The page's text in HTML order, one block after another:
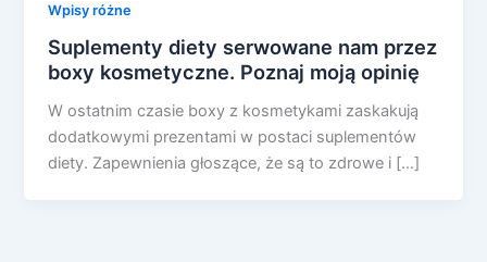
Wpisy różne
Suplementy diety serwowane nam przez
boxy kosmetyczne. Poznaj moją opinię
W ostatnim czasie boxy z kosmetykami zaskakują
dodatkowymi prezentami w postaci suplementów
diety. Zapewnienia głoszące, że są to zdrowe i […]